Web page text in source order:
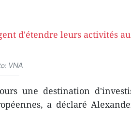
VNA
une destination
a déclaré